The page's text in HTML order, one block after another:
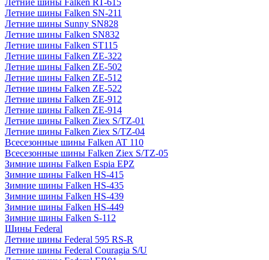
Летние шины Falken RT-615
Летние шины Falken SN-211
Летние шины Sunny SN828
Летние шины Falken SN832
Летние шины Falken ST115
Летние шины Falken ZE-322
Летние шины Falken ZE-502
Летние шины Falken ZE-512
Летние шины Falken ZE-522
Летние шины Falken ZE-912
Летние шины Falken ZE-914
Летние шины Falken Ziex S/TZ-01
Летние шины Falken Ziex S/TZ-04
Всесезонные шины Falken AT 110
Всесезонные шины Falken Ziex S/TZ-05
Зимние шины Falken Espia EPZ
Зимние шины Falken HS-415
Зимние шины Falken HS-435
Зимние шины Falken HS-439
Зимние шины Falken HS-449
Зимние шины Falken S-112
Шины Federal
Летние шины Federal 595 RS-R
Летние шины Federal Couragia S/U